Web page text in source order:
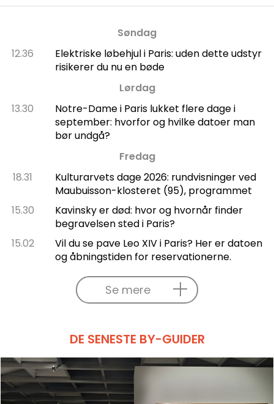
Søndag
12.36
Elektriske løbehjul i Paris: uden dette udstyr
risikerer du nu en bøde
Lørdag
13.30
Notre-Dame i Paris lukket flere dage i
september: hvorfor og hvilke datoer man
bør undgå?
Fredag
18.31
Kulturarvets dage 2026: rundvisninger ved
Maubuisson-klosteret (95), programmet
15.30
Kavinsky er død: hvor og hvornår finder
begravelsen sted i Paris?
15.02
Vil du se pave Leo XIV i Paris? Her er datoen
og åbningstiden for reservationerne.
Se mere
DE SENESTE BY-GUIDER